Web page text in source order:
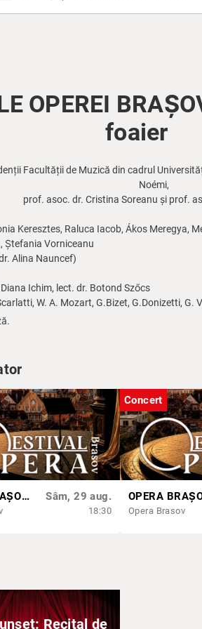
OPEREI
foaier
Facultății de Muzică din cadrul
Noémi,
asoc. dr. Cristina Soreanu și prof.
Keresztes, Raluca Iacob, Ákos Meregya,
Ștefania Vorniceanu
Alina Nauncef)
Ichim, lect. dr. Botond Szőcs
W. A. Mozart, G.Bizet, G.Donizetti, G.
OPERA BRAȘOV ESTIVAL – ROMANCE & CINEMA - CONCERT Sâm, 29 aug.
18:30
Concert
Opera Brasov
Recital de